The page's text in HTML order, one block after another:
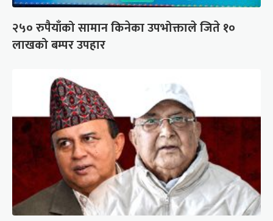
२५० रुपैयाँको सामान किनेका उपभोक्ताले जिते १०
लाखको बम्पर उपहार